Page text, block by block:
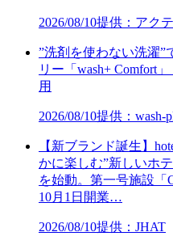
2026/08/10提供：アク
”洗剤を使わない洗濯”
リー「wash+ Comfort
用
2026/08/10提供：wash-
【新ブランド誕生】
かに楽しむ”新しいホ
を始動。第一号施設「
10月1日開業…
2026/08/10提供：JHAT